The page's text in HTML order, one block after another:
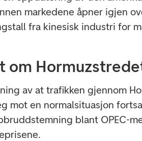
markedene åpner igjen
fra kinesisk industri for
om
av at trafikken gjennom
mot en normalsituasjon
blant OPEC-